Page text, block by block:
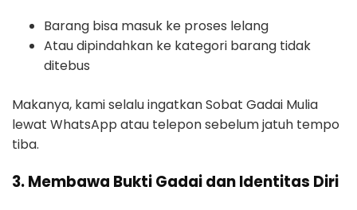
Barang bisa masuk ke proses lelang
Atau dipindahkan ke kategori barang tidak
ditebus
Makanya, kami selalu ingatkan Sobat Gadai Mulia
lewat WhatsApp atau telepon sebelum jatuh tempo
tiba.
3. Membawa Bukti Gadai dan Identitas Diri